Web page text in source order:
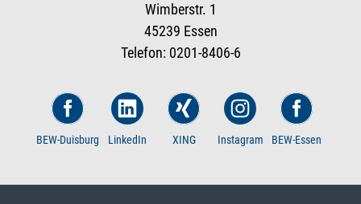
Wimberstr. 1
45239 Essen
Telefon: 0201-8406-6
BEW-Duisburg LinkedIn XING Instagram BEW-Essen